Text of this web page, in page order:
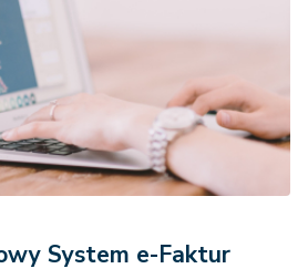
System e-Faktur